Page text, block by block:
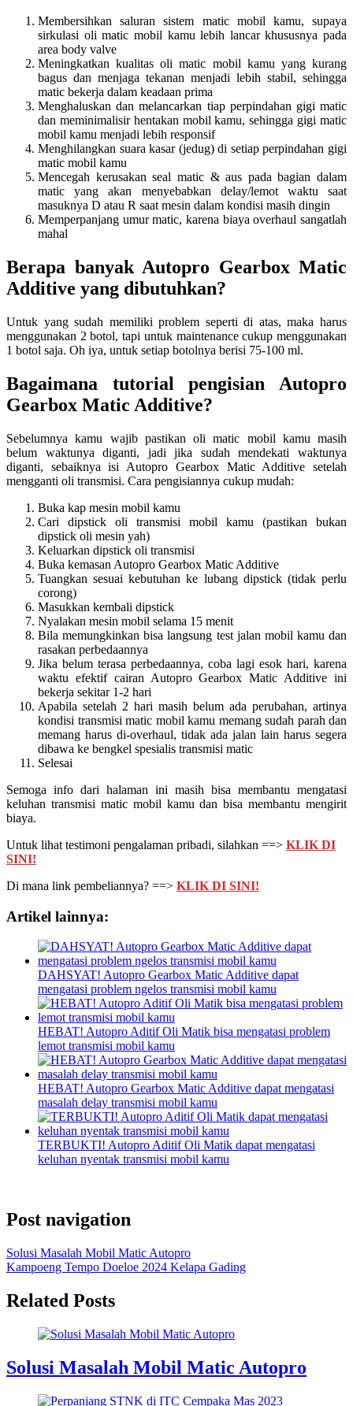
Membersihkan saluran sistem matic mobil kamu, supaya
sirkulasi oli matic mobil kamu lebih lancar khususnya pada
area body valve
Meningkatkan kualitas oli matic mobil kamu yang kurang
bagus dan menjaga tekanan menjadi lebih stabil, sehingga
matic bekerja dalam keadaan prima
Menghaluskan dan melancarkan tiap perpindahan gigi matic
dan meminimalisir hentakan mobil kamu, sehingga gigi matic
mobil kamu menjadi lebih responsif
Menghilangkan suara kasar (jedug) di setiap perpindahan gigi
matic mobil kamu
Mencegah kerusakan seal matic & aus pada bagian dalam
matic yang akan menyebabkan delay/lemot waktu saat
masuknya D atau R saat mesin dalam kondisi masih dingin
Memperpanjang umur matic, karena biaya overhaul sangatlah
mahal
Berapa banyak Autopro Gearbox Matic
Additive yang dibutuhkan?
Untuk yang sudah memiliki problem seperti di atas, maka harus
menggunakan 2 botol, tapi untuk maintenance cukup menggunakan
1 botol saja. Oh iya, untuk setiap botolnya berisi 75-100 ml.
Bagaimana tutorial pengisian Autopro
Gearbox Matic Additive?
Sebelumnya kamu wajib pastikan oli matic mobil kamu masih
belum waktunya diganti, jadi jika sudah mendekati waktunya
diganti, sebaiknya isi Autopro Gearbox Matic Additive setelah
mengganti oli transmisi. Cara pengisiannya cukup mudah:
Buka kap mesin mobil kamu
Cari dipstick oli transmisi mobil kamu (pastikan bukan
dipstick oli mesin yah)
Keluarkan dipstick oli transmisi
Buka kemasan Autopro Gearbox Matic Additive
Tuangkan sesuai kebutuhan ke lubang dipstick (tidak perlu
corong)
Masukkan kembali dipstick
Nyalakan mesin mobil selama 15 menit
Bila memungkinkan bisa langsung test jalan mobil kamu dan
rasakan perbedaannya
Jika belum terasa perbedaannya, coba lagi esok hari, karena
waktu efektif cairan Autopro Gearbox Matic Additive ini
bekerja sekitar 1-2 hari
Apabila setelah 2 hari masih belum ada perubahan, artinya
kondisi transmisi matic mobil kamu memang sudah parah dan
memang harus di-overhaul, tidak ada jalan lain harus segera
dibawa ke bengkel spesialis transmisi matic
Selesai
Semoga info dari halaman ini masih bisa membantu mengatasi
keluhan transmisi matic mobil kamu dan bisa membantu mengirit
biaya.
Untuk lihat testimoni pengalaman pribadi, silahkan ==> KLIK DI
SINI!
Di mana link pembeliannya? ==> KLIK DI SINI!
Artikel lainnya:
DAHSYAT! Autopro Gearbox Matic Additive dapat
mengatasi problem ngelos transmisi mobil kamu
HEBAT! Autopro Aditif Oli Matik bisa mengatasi problem
lemot transmisi mobil kamu
HEBAT! Autopro Gearbox Matic Additive dapat mengatasi
masalah delay transmisi mobil kamu
TERBUKTI! Autopro Aditif Oli Matik dapat mengatasi
keluhan nyentak transmisi mobil kamu
Post navigation
Solusi Masalah Mobil Matic Autopro
Kampoeng Tempo Doeloe 2024 Kelapa Gading
Related Posts
Solusi Masalah Mobil Matic Autopro